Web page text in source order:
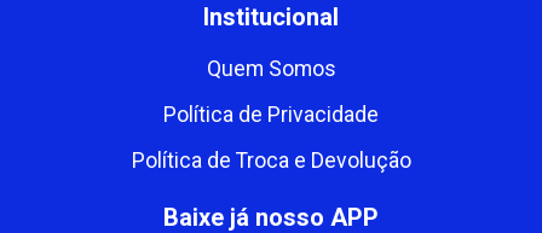
Institucional
Quem Somos
Política de Privacidade
Política de Troca e Devolução
Baixe já nosso APP